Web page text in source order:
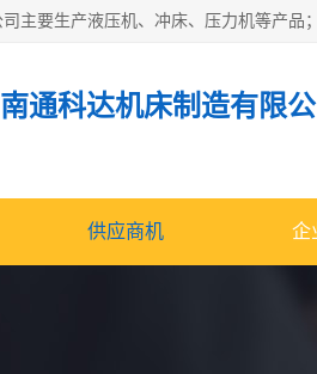
南通科达机床制造有限
供应商机 企